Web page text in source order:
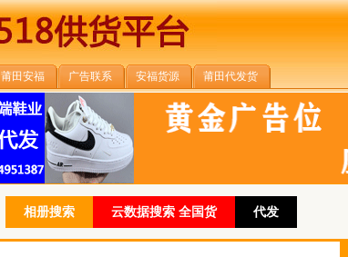
莆田安福 广告联系 安福货源 莆田代发货
相册搜索 云数据搜索 全国货 代发